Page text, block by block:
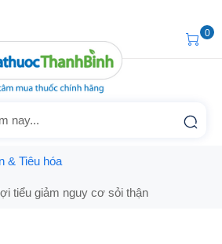
0
& Tiêu hóa
tiểu giảm nguy cơ sỏi thận